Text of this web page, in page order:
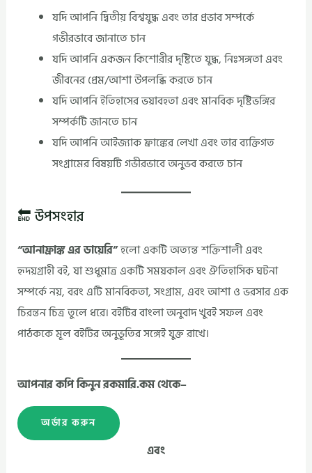
যদি আপনি দ্বিতীয় বিশ্বযুদ্ধ এবং তার প্রভাব সম্পর্কে
গভীরভাবে জানাতে চান
যদি আপনি একজন কিশোরীর দৃষ্টিতে যুদ্ধ, নিঃসঙ্গতা এবং
জীবনের প্রেম/আশা উপলব্ধি করতে চান
যদি আপনি ইতিহাসের ভয়াবহতা এবং মানবিক দৃষ্টিভঙ্গির
সম্পর্কটি জানতে চান
যদি আপনি আইজ্যাক ফ্রাঙ্কের লেখা এবং তার ব্যক্তিগত
সংগ্রামের বিষয়টি গভীরভাবে অনুভব করতে চান
🔚 উপসংহার
“আনাফ্রাঙ্ক এর ডায়েরি”হলো একটি অত্যন্ত শক্তিশালী এবং
হৃদয়গ্রাহী বই, যা শুধুমাত্র একটি সময়কাল এবং ঐতিহাসিক ঘটনা
সম্পর্কে নয়, বরং এটি মানবিকতা, সংগ্রাম, এবং আশা ও ভরসার এক
চিরন্তন চিত্র তুলে ধরে। বইটির বাংলা অনুবাদ খুবই সফল এবং
পাঠককে মূল বইটির অনুভূতির সঙ্গেই যুক্ত রাখে।
আপনার কপি কিনুন রকমারি.কম থেকে–
অর্ডার করুন
এবং